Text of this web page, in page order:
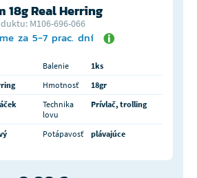
18g Real Herring
M106-696-066
za 5-7 prac. dní
Balenie
1ks
Hmotnosť
18gr
Technika
lovu
Prívlač, trolling
Potápavosť plávajúce